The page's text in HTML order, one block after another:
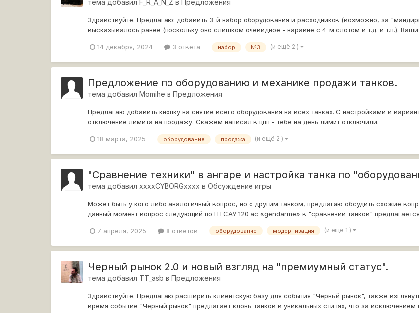
тема добавилF_R_A_N_Z вПредложения
Здравствуйте. Предлагаю: добавить 3-й набор оборудования и расходников (возможно, за
высказывалось ранее (поскольку оно слишком очевидное - наравне с 4-м слотом и т.д. и т.п.).
14 декабря, 2024
3 ответа набор №3 (и ещё 2 )
Предложение по оборудованию и механике продажи танков.
тема добавилMomihe вПредложения
Предлагаю добавить кнопку на снятие всего оборудования на всех танках. С настройками и
отключение лимита на продажу. Скажем написал в цпп - тебе на день лимит отключили.
18 марта, 2025 оборудование продажа (и ещё 2 )
"Сравнение техники" в ангаре и настройка танка по
тема добавил xxxxCYBORGxxxx вОбсуждение игры
Может быть у кого либо аналогичный вопрос, но с другим танком, предлагаю обсудить схожие
данный момент вопрос следующий по ПТСАУ 120 ac «gendarme» в "сравнении танков"
7 апреля, 2025
8 ответов оборудование модернизация (и ещё 1 )
Черный рынок 2.0 и новый взгляд на "премиумный статус".
тема добавил TT_asb вПредложения
Здравствуйте. Предлагаю расширить клиентскую базу для события "Черный рынок", также
время событие "Черный рынок" предлагает клоны танков в уникальных стилях, что за